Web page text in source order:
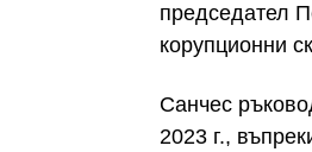
председател
корупционни
Санчес
2023 г.,